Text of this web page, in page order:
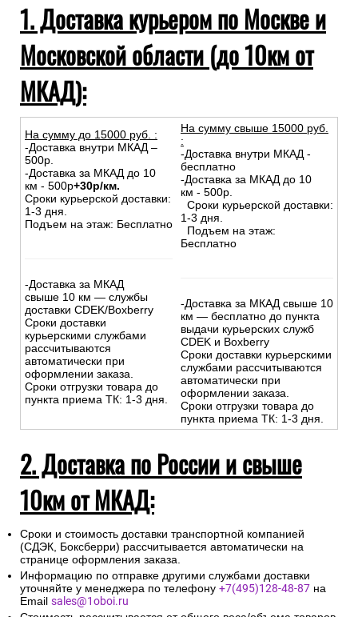
1. Доставка курьером по Москве и
Московской области (до 10км от
МКАД):
На сумму до 15000 руб. :
-Доставка внутри МКАД –
500р.
-Доставка за МКАД до 10
км - 500р+30р/км.
Сроки курьерской доставки:
1-3 дня.
Подъем на этаж: Бесплатно
-Доставка за МКАД
свыше 10 км — службы
доставки CDEK/Boxberry
Сроки доставки
курьерскими службами
рассчитываются
автоматически при
оформлении заказа.
Сроки отгрузки товара до
пункта приема ТК: 1-3 дня.
На сумму свыше 15000 руб.
:
-Доставка внутри МКАД -
бесплатно
-Доставка за МКАД до 10
км - 500р.
Сроки курьерской доставки:
1-3 дня.
Подъем на этаж:
Бесплатно
-Доставка за МКАД свыше 10
км — бесплатно до пункта
выдачи курьерских служб
CDEK и Boxberry
Сроки доставки курьерскими
службами рассчитываются
автоматически при
оформлении заказа.
Сроки отгрузки товара до
пункта приема ТК: 1-3 дня.
2. Доставка по России и свыше
10км от МКАД:
Сроки и стоимость доставки транспортной компанией
(СДЭК, Боксберри) рассчитывается автоматически на
странице оформления заказа.
Информацию по отправке другими службами доставки
уточняйте у менеджера по телефону +7(495)128-48-87 на
Email sales@1oboi.ru